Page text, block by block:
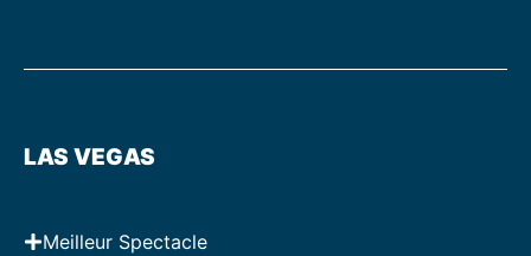
LAS VEGAS
Meilleur Spectacle